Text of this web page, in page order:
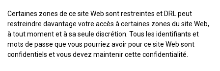
Certaines zones de ce site Web sont restreintes et DRL peut
restreindre davantage votre accès à certaines zones du site Web,
à tout moment et à sa seule discrétion. Tous les identifiants et
mots de passe que vous pourriez avoir pour ce site Web sont
confidentiels et vous devez maintenir cette confidentialité.